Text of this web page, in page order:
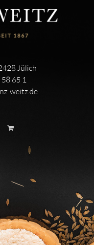
Jülich
65 1
weitz.de